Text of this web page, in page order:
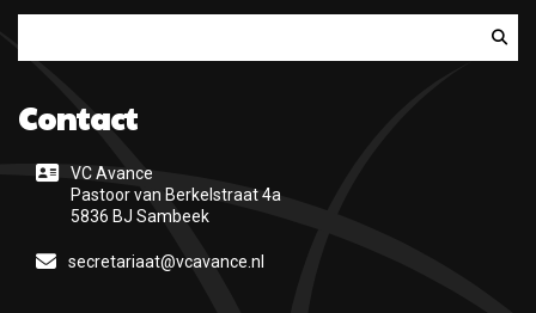
Contact
VC Avance
Pastoor van Berkelstraat 4a
5836 BJ Sambeek
secretariaat@vcavance.nl